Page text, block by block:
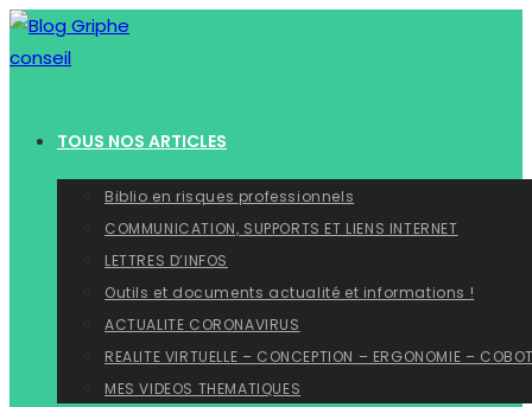
Skip
to
TOUS NOS ARTICLES
Biblio en risques professionnels
COMMUNICATION, SUPPORTS ET LIENS INTERNET
LETTRES D’INFOS
Outils et documents actualité et informations !
ACTUALITE CORONAVIRUS
REALITE VIRTUELLE – CONCEPTION – ERGONOMIE –
MES VIDEOS THEMATIQUES